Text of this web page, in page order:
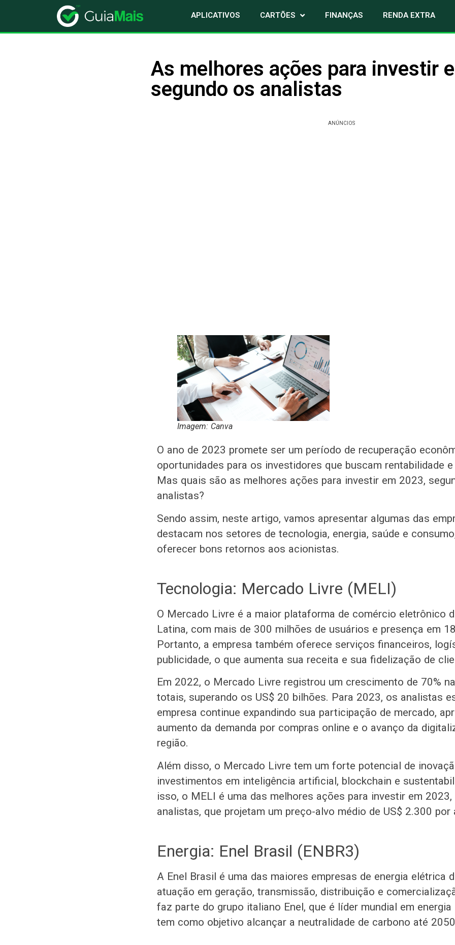
APLICATIVOS CARTÕES FINANÇAS RENDA EXTRA
As melhores ações para investir
segundo os analistas
ANÚNCIOS
Imagem: Canva
O ano de 2023 promete ser um período de recuperação
oportunidades para os investidores que buscam rentabilidade
Mas quais são as melhores ações para investir em 2023,
analistas?
Sendo assim, neste artigo, vamos apresentar algumas das
destacam nos setores de tecnologia, energia, saúde e
oferecer bons retornos aos acionistas.
Tecnologia: Mercado Livre (MELI)
O Mercado Livre é a maior plataforma de comércio eletrônico
Latina, com mais de 300 milhões de usuários e presença em
Portanto, a empresa também oferece serviços financeiros,
publicidade, o que aumenta sua receita e sua fidelização de
Em 2022, o Mercado Livre registrou um crescimento de 70%
totais, superando os US$ 20 bilhões. Para 2023, os analistas
empresa continue expandindo sua participação de mercado,
aumento da demanda por compras online e o avanço da
região.
Além disso, o Mercado Livre tem um forte potencial de
investimentos em inteligência artificial, blockchain e
isso, o MELI é uma das melhores ações para investir em
analistas, que projetam um preço-alvo médio de US$ 2.300 por
Energia: Enel Brasil (ENBR3)
A Enel Brasil é uma das maiores empresas de energia elétrica
atuação em geração, transmissão, distribuição e
faz parte do grupo italiano Enel, que é líder mundial em energia
tem como objetivo alcançar a neutralidade de carbono até